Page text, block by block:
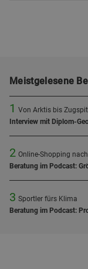
Meistgelesene
1 Von Arktis bis
Interview mit Diplom-
2 Online-Shopping
Beratung im Podcast:
3 Sportler fürs Klima
Beratung im Podcast: